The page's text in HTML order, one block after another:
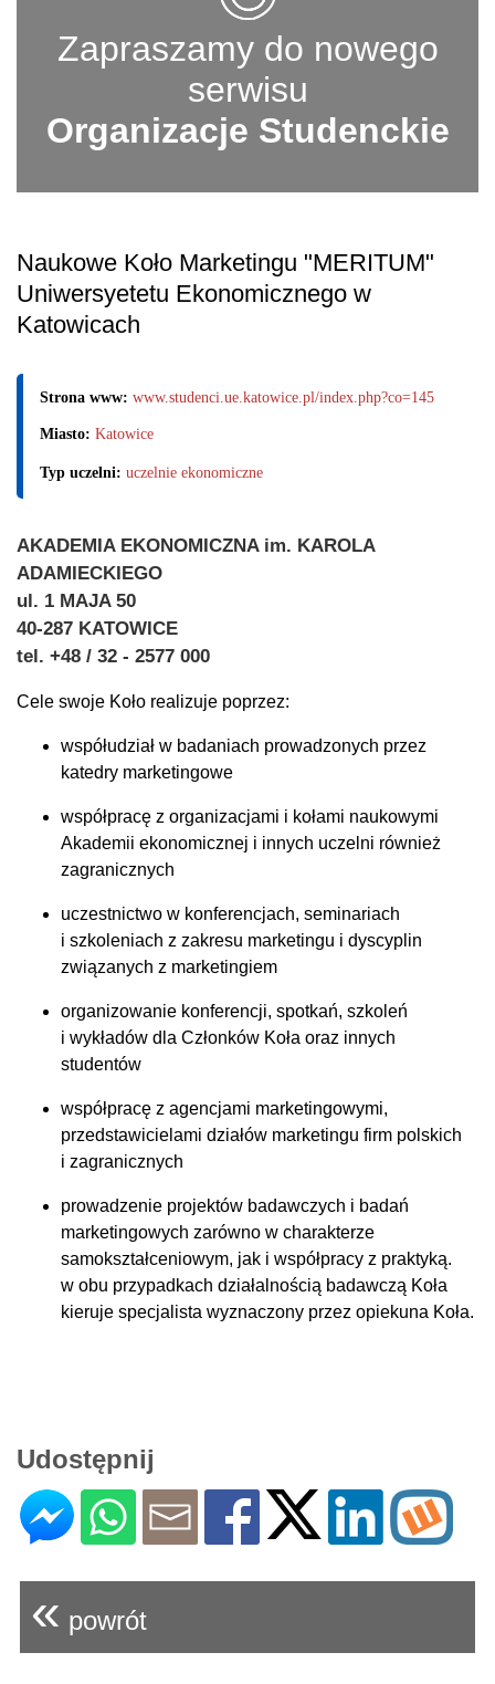
Zapraszamy do nowego
serwisu
Organizacje Studenckie
Naukowe Koło Marketingu "MERITUM"
Uniwersyetetu Ekonomicznego w
Katowicach
Strona www: www.studenci.ue.katowice.pl/index.php?co=145
Miasto: Katowice
Typ uczelni: uczelnie ekonomiczne
AKADEMIA EKONOMICZNA im. KAROLA
ADAMIECKIEGO
ul. 1 MAJA 50
40-287 KATOWICE
tel. +48 / 32 - 2577 000
Cele swoje Koło realizuje poprzez:
współudział w badaniach prowadzonych przez
katedry marketingowe
współpracę z organizacjami i kołami naukowymi
Akademii ekonomicznej i innych uczelni również
zagranicznych
uczestnictwo w konferencjach, seminariach
i szkoleniach z zakresu marketingu i dyscyplin
związanych z marketingiem
organizowanie konferencji, spotkań, szkoleń
i wykładów dla Członków Koła oraz innych
studentów
współpracę z agencjami marketingowymi,
przedstawicielami działów marketingu firm polskich
i zagranicznych
prowadzenie projektów badawczych i badań
marketingowych zarówno w charakterze
samokształceniowym, jak i współpracy z praktyką.
w obu przypadkach działalnością badawczą Koła
kieruje specjalista wyznaczony przez opiekuna Koła.
Udostępnij
« powrót